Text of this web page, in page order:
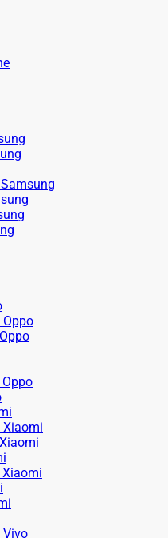
Xiaomi
Vivo